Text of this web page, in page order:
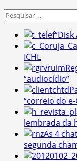
Pesquisar
“Disk
ICHL
“audiocídio”
“correio do
lembrada da
As 4
segunda